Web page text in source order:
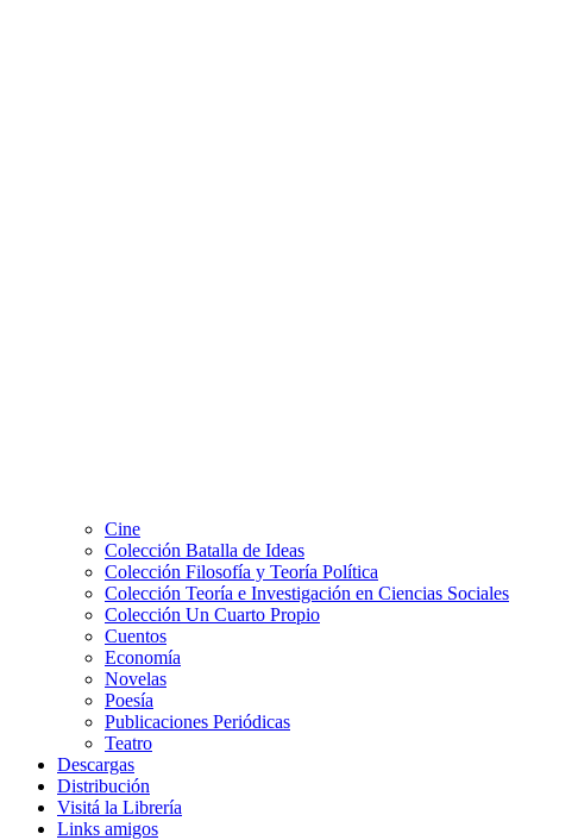
Cine
Colección Batalla de Ideas
Colección Filosofía y Teoría Política
Colección Teoría e Investigación en Ciencias Sociales
Colección Un Cuarto Propio
Cuentos
Economía
Novelas
Poesía
Publicaciones Periódicas
Teatro
Descargas
Distribución
Visitá la Librería
Links amigos